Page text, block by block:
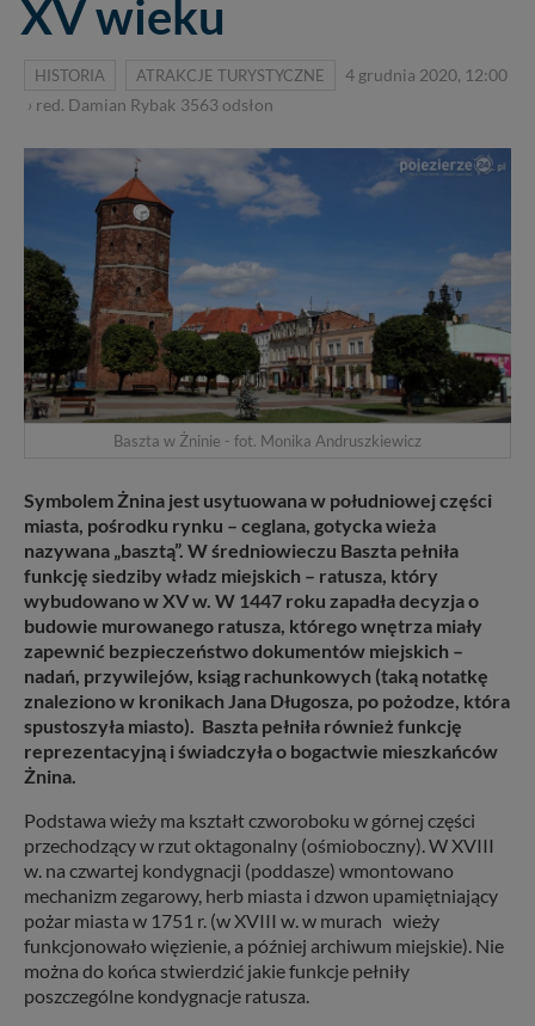
XV wieku
HISTORIA ATRAKCJE TURYSTYCZNE
4 grudnia 2020, 12:00
› red. Damian Rybak 3563 odsłon
Baszta w Żninie - fot. Monika Andruszkiewicz
Symbolem Żnina jest usytuowana w południowej części
miasta, pośrodku rynku – ceglana, gotycka wieża
nazywana „basztą”. W średniowieczu Baszta pełniła
funkcję siedziby władz miejskich – ratusza, który
wybudowano w XV w. W 1447 roku zapadła decyzja o
budowie murowanego ratusza, którego wnętrza miały
zapewnić bezpieczeństwo dokumentów miejskich –
nadań, przywilejów, ksiąg rachunkowych (taką notatkę
znaleziono w kronikach Jana Długosza, po pożodze, która
spustoszyła miasto). Baszta pełniła również funkcję
reprezentacyjną i świadczyła o bogactwie mieszkańców
Żnina.
Podstawa wieży ma kształt czworoboku w górnej części
przechodzący w rzut oktagonalny (ośmioboczny). W XVIII
w. na czwartej kondygnacji (poddasze) wmontowano
mechanizm zegarowy, herb miasta i dzwon upamiętniający
pożar miasta w 1751 r. (w XVIII w. w murach wieży
funkcjonowało więzienie, a później archiwum miejskie). Nie
można do końca stwierdzić jakie funkcje pełniły
poszczególne kondygnacje ratusza.